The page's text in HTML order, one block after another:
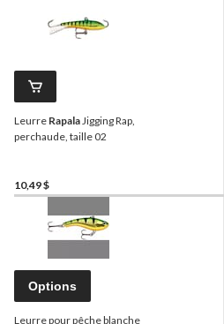
Leurre Rapala Jigging Rap,
perchaude, taille 02
10,49 $
Options
Leurre pour pêche blanche